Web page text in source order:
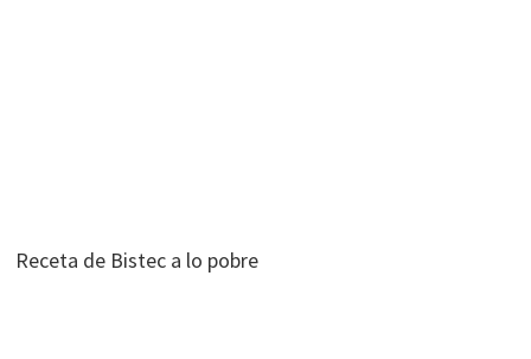
Receta de Bistec a lo pobre